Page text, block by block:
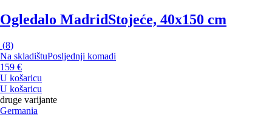
Ogledalo MadridStojeće, 40x150 cm
(8)
Na skladištuPosljednji komadi
159 €
U košaricu
U košaricu
druge varijante
Germania